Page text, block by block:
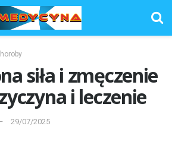
siła i zmęczenie
i leczenie
29/07/2025